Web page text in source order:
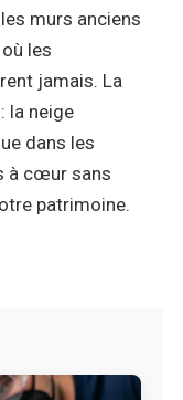
murs anciens
les
jamais. La
la neige
dans les
à cœur sans
patrimoine.